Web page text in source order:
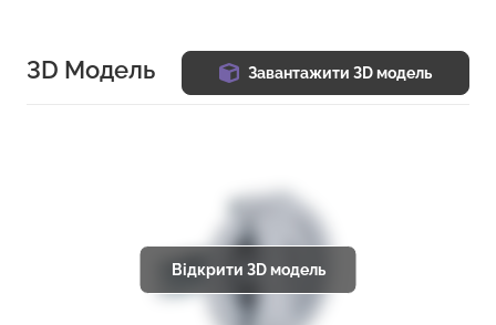
3D Модель Завантажити 3D модель
Відкрити 3D модель